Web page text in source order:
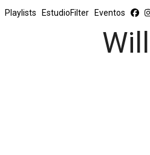
Playlists EstudioFilter Eventos